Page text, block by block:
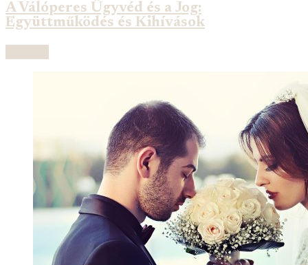
A Válóperes Ügyvéd és a Jog:
Együttműködés és Kihívások